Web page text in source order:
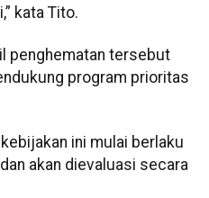
kata Tito.
penghematan tersebut
program prioritas
ini mulai berlaku
akan dievaluasi secara